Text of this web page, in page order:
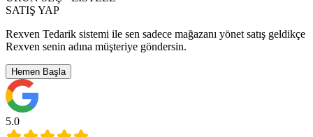
SATIŞ YAP
Rexven Tedarik sistemi ile sen sadece mağazanı yönet satış geldikçe
Rexven senin adına müşteriye göndersin.
Hemen Başla
5.0